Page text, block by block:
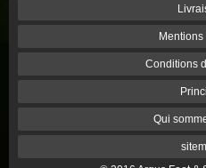
Conditions
Qui